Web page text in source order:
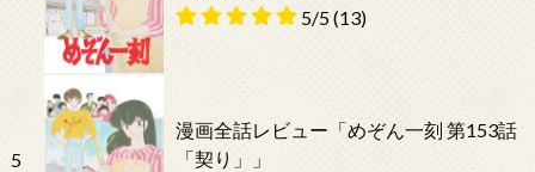
5/5(13)
5
漫画全話レビュー「めぞん一刻 第153話
「契り」」